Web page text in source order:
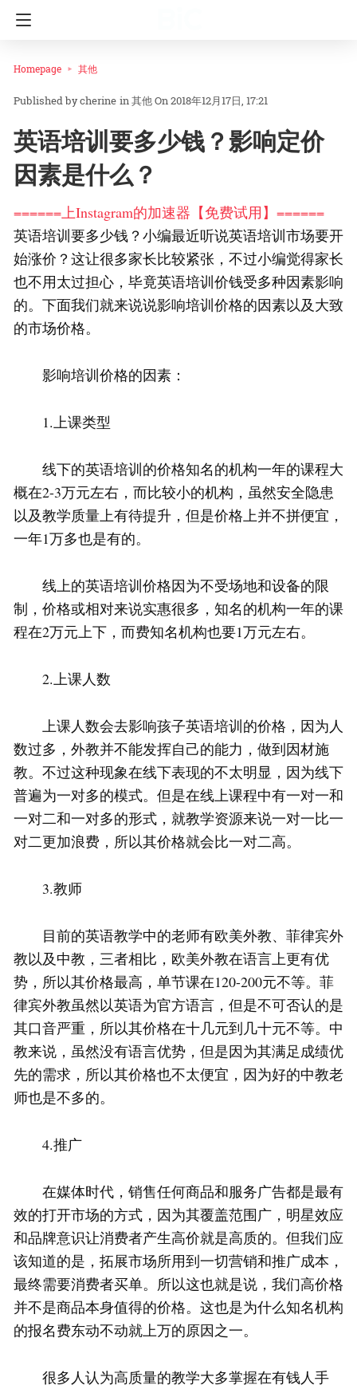
Homepage 其他
cherine in其他On 2018年12月17日, 17:21
英语培训要多少钱？影响定价
因素是什么？
======上Instagram的加速器【免费试用】======
英语培训要多少钱？小编最近听说英语培训市场要开
始涨价？这让很多家长比较紧张，不过小编觉得家长
也不用太过担心，毕竟英语培训价钱受多种因素影响
的。下面我们就来说说影响培训价格的因素以及大致
的市场价格。
影响培训价格的因素：
1.上课类型
线下的英语培训的价格知名的机构一年的课程大
概在2-3万元左右，而比较小的机构，虽然安全隐患
以及教学质量上有待提升，但是价格上并不拼便宜，
一年1万多也是有的。
线上的英语培训价格因为不受场地和设备的限
制，价格或相对来说实惠很多，知名的机构一年的课
程在2万元上下，而费知名机构也要1万元左右。
2.上课人数
上课人数会去影响孩子英语培训的价格，因为人
数过多，外教并不能发挥自己的能力，做到因材施
教。不过这种现象在线下表现的不太明显，因为线下
普遍为一对多的模式。但是在线上课程中有一对一和
一对二和一对多的形式，就教学资源来说一对一比一
对二更加浪费，所以其价格就会比一对二高。
3.教师
目前的英语教学中的老师有欧美外教、菲律宾外
教以及中教，三者相比，欧美外教在语言上更有优
势，所以其价格最高，单节课在120-200元不等。菲
律宾外教虽然以英语为官方语言，但是不可否认的是
其口音严重，所以其价格在十几元到几十元不等。中
教来说，虽然没有语言优势，但是因为其满足成绩优
先的需求，所以其价格也不太便宜，因为好的中教老
师也是不多的。
4.推广
在媒体时代，销售任何商品和服务广告都是最有
效的打开市场的方式，因为其覆盖范围广，明星效应
和品牌意识让消费者产生高价就是高质的。但我们应
该知道的是，拓展市场所用到一切营销和推广成本，
最终需要消费者买单。所以这也就是说，我们高价格
并不是商品本身值得的价格。这也是为什么知名机构
的报名费东动不动就上万的原因之一。
很多人认为高质量的教学大多掌握在有钱人手